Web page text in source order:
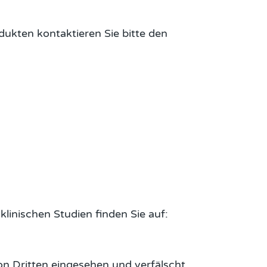
kontaktieren Sie bitte den
Studien finden Sie auf: